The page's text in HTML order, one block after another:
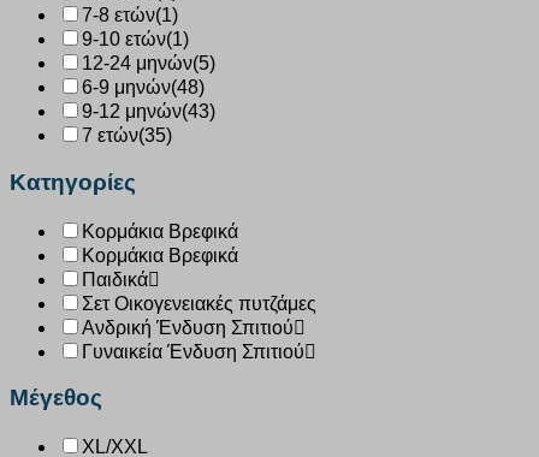
7-8 ετών(1)
9-10 ετών(1)
12-24 μηνών(5)
6-9 μηνών(48)
9-12 μηνών(43)
7 ετών(35)
Κατηγορίες
Κορμάκια Βρεφικά
Κορμάκια Βρεφικά
Παιδικά
Σετ Οικογενειακές πυτζάμες
Ανδρική Ένδυση Σπιτιού
Γυναικεία Ένδυση Σπιτιού
Μέγεθος
XL/XXL